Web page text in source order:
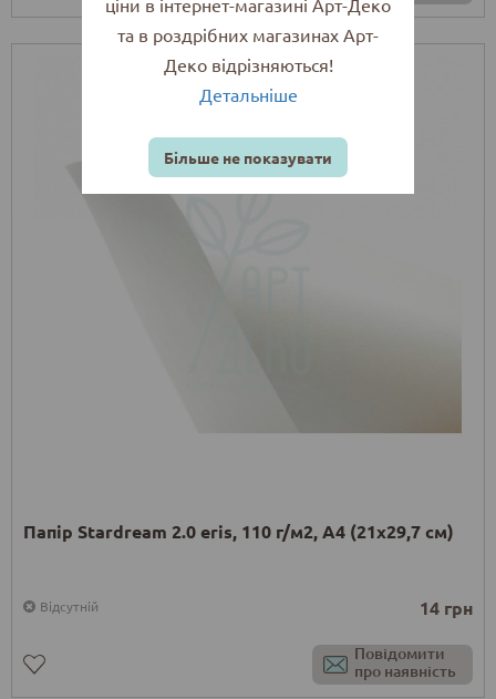
Папір Stardream 2.0 eris, 110 г/м2, А4 (21х29,7 см)
Відсутній 14 грн
Повідомити
про наявність
ціни в інтернет-магазині Арт-Деко
та в роздрібних магазинах Арт-
Деко відрізняються!
Детальніше
Більше не показувати